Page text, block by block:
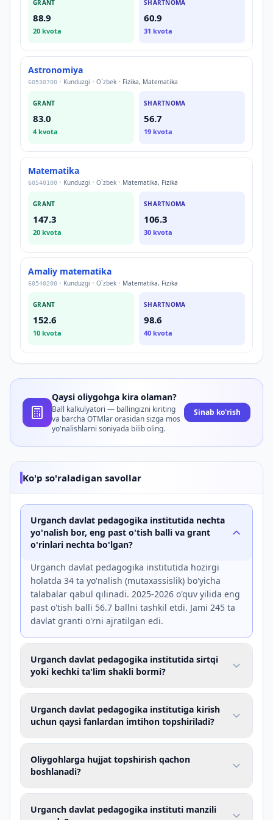
GRANT
88.9
20 kvota
SHARTNOMA
60.9
31 kvota
Astronomiya
60530700 • Kunduzgi • O`zbek • Fizika, Matematika
GRANT
83.0
4kvota
SHARTNOMA
56.7
19 kvota
Matematika
60540100 • Kunduzgi • O`zbek • Matematika, Fizika
GRANT
147.3
20 kvota
SHARTNOMA
106.3
30 kvota
Amaliy matematika
60540200 • Kunduzgi • O`zbek • Matematika, Fizika
GRANT
152.6
10 kvota
SHARTNOMA
98.6
40 kvota
Qaysi oliygohga kira olaman?
Ball kalkulyatori — ballingizni kiriting
va barcha OTMlar orasidan sizga mos
yo'nalishlarni soniyada bilib oling.
Sinab ko'rish
Ko'p so'raladigan savollar
Urganch davlat pedagogika institutida nechta
yo'nalish bor, eng past o'tish balli va grant
o'rinlari nechta bo'lgan?
Urganch davlat pedagogika institutida hozirgi
holatda 34 ta yo'nalish (mutaxassislik) bo'yicha
talabalar qabul qilinadi. 2025-2026 o'quv yilida eng
past o'tish balli 56.7 ballni tashkil etdi. Jami 245 ta
davlat granti o'rni ajratilgan edi.
Urganch davlat pedagogika institutida sirtqi
yoki kechki ta'lim shakli bormi?
Ha, Urganch davlat pedagogika institutida
kunduzgi ta'lim bilan bir qatorda Kechki ta'lim
shakl(lar)i bo'yicha ham qabul olib borilmoqda.
Urganch davlat pedagogika institutiga kirish
uchun qaysi fanlardan imtihon topshiriladi?
Urganch davlat pedagogika institutining turli
yo'nalishlari uchun quyidagi fanlardan davlat test
sinovlari topshiriladi: Tarix, Ona tili va adabiyoti,
Geografiya, Kimyo, Rus tili va adabiyoti. Aniq fan
Oliygohlarga hujjat topshirish qachon
boshlanadi?
Odatda qabul jarayonlari har yili iyun oyining
ikkinchi yarmidan boshlanib, iyul oyining
Urganch davlat pedagogika instituti manzili